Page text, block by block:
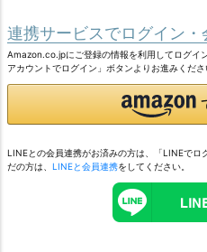
連携サービスでログイン・
Amazon.co.jpにご登録の情報を利用してログイ
アカウントでログイン」ボタンよりお進みくださ
LINEとの会員連携がお済みの方は、「LINEでロ
だの方は、 LINEと会員連携をしてください。